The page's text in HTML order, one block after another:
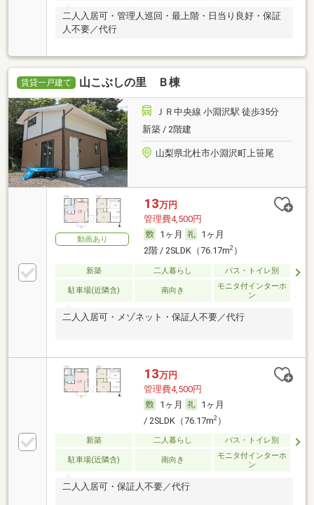
二人入居可・管理人巡回・最上階・日当り良好・保証
人不要／代行
賃貸一戸建て 山こぶしの里 Ｂ棟
ＪＲ中央線 小淵沢駅 徒歩35分
新築 / 2階建
山梨県北杜市小淵沢町上笹尾
動画あり
13万円
管理費4,500円
1ヶ月
1ヶ月
2階 / 2SLDK（76.17m2）
新築 二人暮らし バス・トイレ別
駐車場(近隣含) 南向き
モニタ付インターホ
ン
二人入居可・メゾネット・保証人不要／代行
13万円
管理費4,500円
1ヶ月
1ヶ月
/ 2SLDK（76.17m2）
新築 二人暮らし バス・トイレ別
駐車場(近隣含) 南向き
モニタ付インターホ
ン
二人入居可・保証人不要／代行